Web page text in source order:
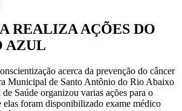
REALIZA AÇÕES DO
AZUL
acerca da prevenção do câncer
Municipal de Santo Antônio do Rio Abaixo
Saúde organizou varias ações para o
foram disponibilizado exame médico